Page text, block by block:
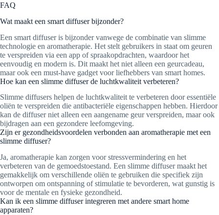
FAQ
Wat maakt een smart diffuser bijzonder?
Een smart diffuser is bijzonder vanwege de combinatie van slimme
technologie en aromatherapie. Het stelt gebruikers in staat om geuren
te verspreiden via een app of spraakopdrachten, waardoor het
eenvoudig en modern is. Dit maakt het niet alleen een geurcadeau,
maar ook een must-have gadget voor liefhebbers van smart homes.
Hoe kan een slimme diffuser de luchtkwaliteit verbeteren?
Slimme diffusers helpen de luchtkwaliteit te verbeteren door essentiële
oliën te verspreiden die antibacteriële eigenschappen hebben. Hierdoor
kan de diffuser niet alleen een aangename geur verspreiden, maar ook
bijdragen aan een gezondere leefomgeving.
Zijn er gezondheidsvoordelen verbonden aan aromatherapie met een
slimme diffuser?
Ja, aromatherapie kan zorgen voor stressvermindering en het
verbeteren van de gemoedstoestand. Een slimme diffuser maakt het
gemakkelijk om verschillende oliën te gebruiken die specifiek zijn
ontworpen om ontspanning of stimulatie te bevorderen, wat gunstig is
voor de mentale en fysieke gezondheid.
Kan ik een slimme diffuser integreren met andere smart home
apparaten?